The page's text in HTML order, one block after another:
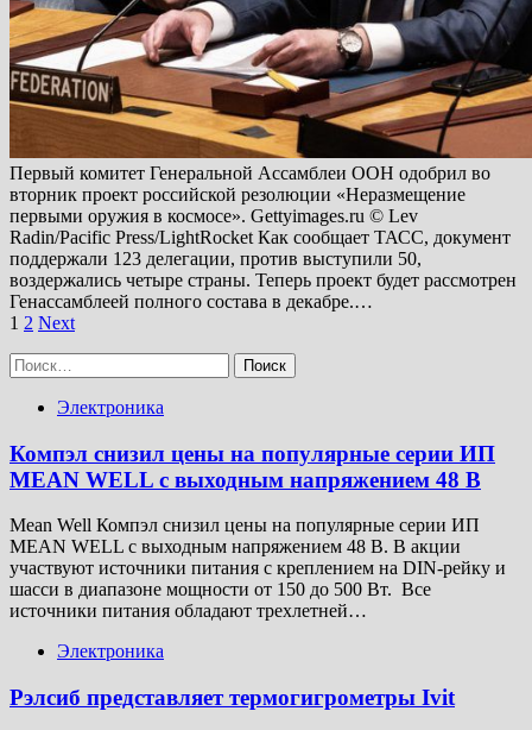
Первый комитет Генеральной Ассамблеи ООН одобрил во
вторник проект российской резолюции «Неразмещение
первыми оружия в космосе». Gettyimages.ru © Lev
Radin/Pacific Press/LightRocket Как сообщает ТАСС, документ
поддержали 123 делегации, против выступили 50,
воздержались четыре страны. Теперь проект будет рассмотрен
Генассамблеей полного состава в декабре.…
Пагинация
записей
1 2 Next
Найти:
Электроника
Компэл снизил цены на популярные серии ИП
MEAN WELL с выходным напряжением 48 В
Mean Well Компэл снизил цены на популярные серии ИП
MEAN WELL с выходным напряжением 48 В. В акции
участвуют источники питания с креплением на DIN-рейку и
шасси в диапазоне мощности от 150 до 500 Вт. Все
источники питания обладают трехлетней…
Электроника
Рэлсиб представляет термогигрометры Ivit